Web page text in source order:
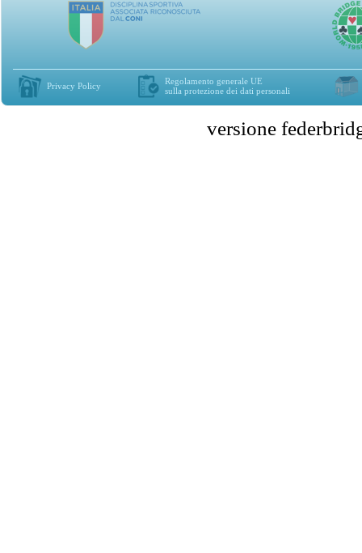
Privacy Policy
Regolamento generale UE
sulla protezione dei dati personali
versione